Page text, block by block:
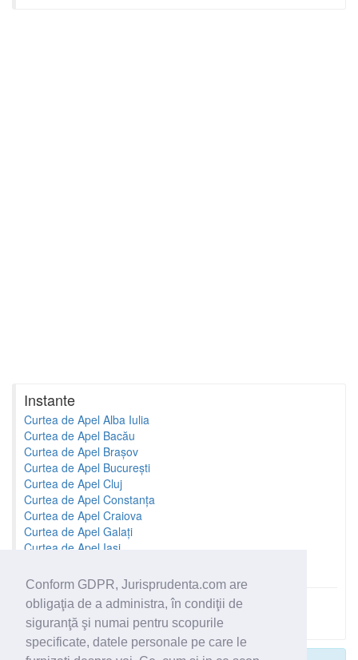
Conform GDPR, Jurisprudenta.com are
obligaţia de a administra, în condiţii de
siguranţă şi numai pentru scopurile
specificate, datele personale pe care le
Instante
Curtea de Apel Alba Iulia
Curtea de Apel Bacău
Curtea de Apel Brașov
Curtea de Apel București
Curtea de Apel Cluj
Curtea de Apel Constanța
Curtea de Apel Craiova
Curtea de Apel Galați
Curtea de Apel Iași
Toate instantele